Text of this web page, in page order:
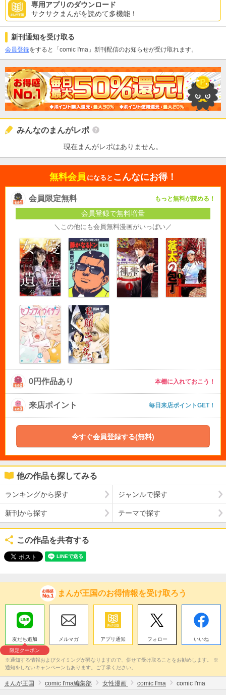
専用アプリのダウンロード
サクサクまんがを読めて多機能！
新刊通知を受け取る
会員登録をすると「comic I'ma」新刊配信のお知らせが受け取れます。
みんなのまんがレポ
現在まんがレポはありません。
無料会員 になると こんなにお得！
会員限定無料 もっと無料が読める！
会員登録で無料増量
＼この他にも会員無料漫画がいっぱい／
0円作品あり 本棚に入れておこう！
来店ポイント 毎日来店ポイントGET！
今すぐ会員登録する(無料)
他の作品も探してみる
ランキングから探す ジャンルで探す
新刊から探す テーマで探す
この作品を共有する
まんが王国のお得情報を受け取ろう
友だち追加
限定クーポン
メルマガ アプリ通知 フォロー いいね
※通知する情報およびタイミングが異なりますので、併せて受け取ることをお勧めします。 ※
通知をしないキャンペーンもあります。ご了承ください。
まんが王国 comic I'ma編集部 女性漫画 comic I'ma comic I'ma